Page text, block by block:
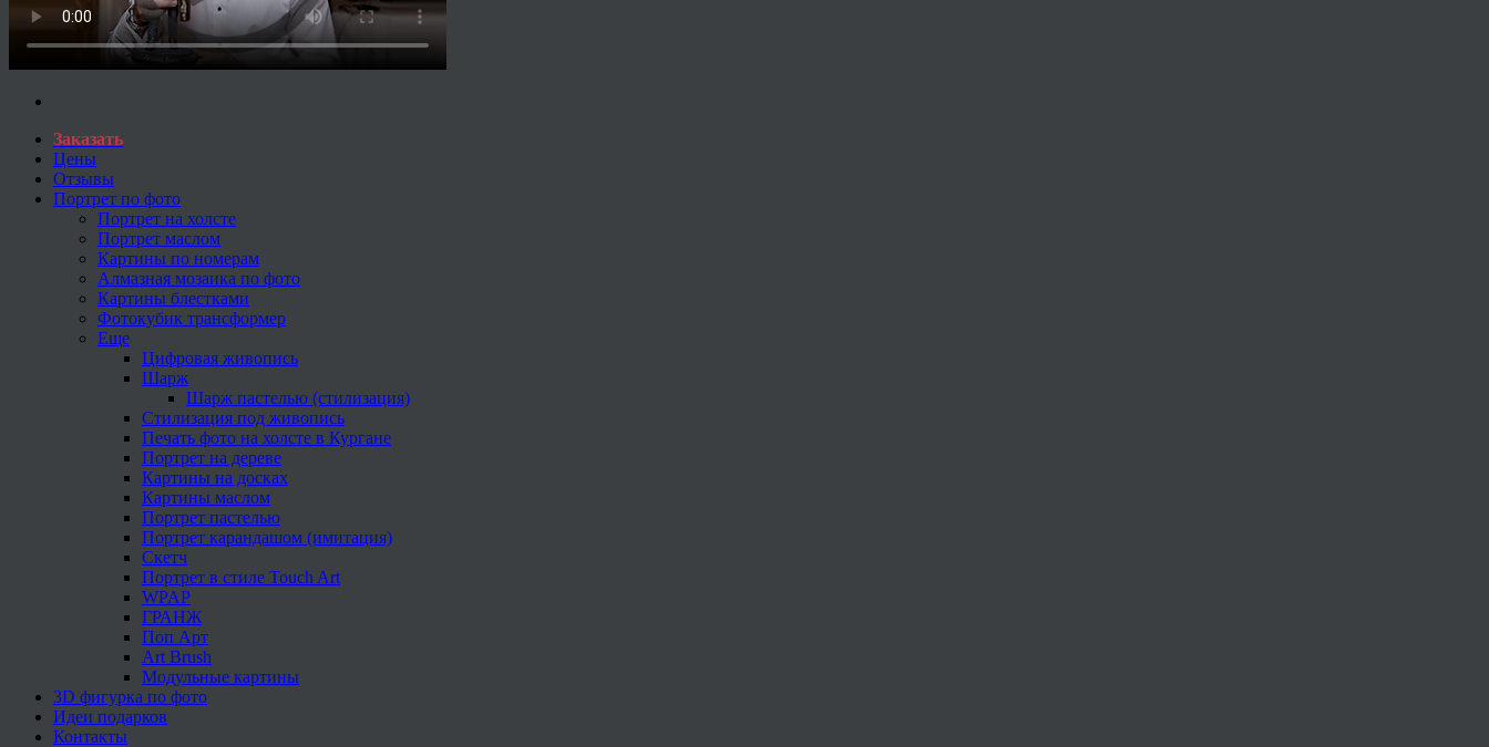
Заказать
Цены
Отзывы
Портрет по фото
Портрет на холсте
Портрет маслом
Картины по номерам
Алмазная мозаика по фото
Картины блестками
Фотокубик трансформер
Еще
Цифровая живопись
Шарж
Шарж пастелью (стилизация)
Стилизация под живопись
Печать фото на холсте в Кургане
Портрет на дереве
Картины на досках
Картины маслом
Портрет пастелью
Портрет карандашом (имитация)
Скетч
Портрет в стиле Touch Art
WPAP
ГРАНЖ
Поп Арт
Art Brush
Модульные картины
3D фигурка по фото
Идеи подарков
Контакты